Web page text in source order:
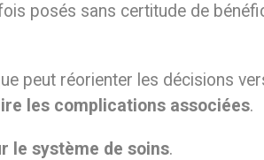
posés sans certitude de
peut réorienter les décisions
les complications associées.
le système de soins.